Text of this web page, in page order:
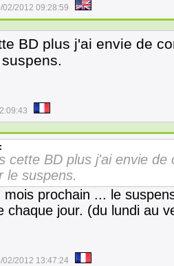
02/2012 09:28:59
BD plus j'ai envie de
cette BD plus j'ai envie
le suspens.
mois prochain ... le
chaque jour. (du lundi au
02/2012 13:47:24